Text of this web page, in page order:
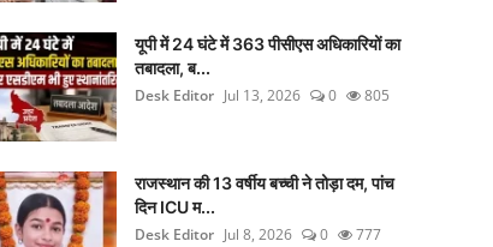
यूपी में 24 घंटे में 363 पीसीएस अधिकारियों का
तबादला, ब...
Desk Editor Jul 13, 2026 0 805
राजस्थान की 13 वर्षीय बच्ची ने तोड़ा दम, पांच
दिन ICU म...
Desk Editor Jul 8, 2026 0 777